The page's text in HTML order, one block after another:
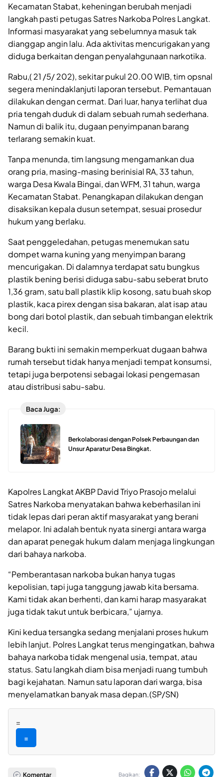
Kecamatan Stabat, keheningan berubah menjadi
langkah pasti petugas Satres Narkoba Polres Langkat.
Informasi masyarakat yang sebelumnya masuk tak
dianggap angin lalu. Ada aktivitas mencurigakan yang
diduga berkaitan dengan penyalahgunaan narkotika.
Rabu,( 21 /5/ 202), sekitar pukul 20.00 WIB, tim opsnal
segera menindaklanjuti laporan tersebut. Pemantauan
dilakukan dengan cermat. Dari luar, hanya terlihat dua
pria tengah duduk di dalam sebuah rumah sederhana.
Namun di balik itu, dugaan penyimpanan barang
terlarang semakin kuat.
Tanpa menunda, tim langsung mengamankan dua
orang pria, masing-masing berinisial RA, 33 tahun,
warga Desa Kwala Bingai, dan WFM, 31 tahun, warga
Kecamatan Stabat. Penangkapan dilakukan dengan
disaksikan kepala dusun setempat, sesuai prosedur
hukum yang berlaku.
Saat penggeledahan, petugas menemukan satu
dompet warna kuning yang menyimpan barang
mencurigakan. Di dalamnya terdapat satu bungkus
plastik bening berisi diduga sabu-sabu seberat bruto
1,36 gram, satu ball plastik klip kosong, satu buah skop
plastik, kaca pirex dengan sisa bakaran, alat isap atau
bong dari botol plastik, dan sebuah timbangan elektrik
kecil.
Barang bukti ini semakin memperkuat dugaan bahwa
rumah tersebut tidak hanya menjadi tempat konsumsi,
tetapi juga berpotensi sebagai lokasi pengemasan
atau distribusi sabu-sabu.
Baca Juga:
Berkolaborasi dengan Polsek Perbaungan dan
Unsur Aparatur Desa Bingkat.
Kapolres Langkat AKBP David Triyo Prasojo melalui
Satres Narkoba menyatakan bahwa keberhasilan ini
tidak lepas dari peran aktif masyarakat yang berani
melapor. Ini adalah bentuk nyata sinergi antara warga
dan aparat penegak hukum dalam menjaga lingkungan
dari bahaya narkoba.
“Pemberantasan narkoba bukan hanya tugas
kepolisian, tapi juga tanggung jawab kita bersama.
Kami tidak akan berhenti, dan kami harap masyarakat
juga tidak takut untuk berbicara,” ujarnya.
Kini kedua tersangka sedang menjalani proses hukum
lebih lanjut. Polres Langkat terus mengingatkan, bahwa
bahaya narkoba tidak mengenal usia, tempat, atau
status. Satu langkah diam bisa menjadi ruang tumbuh
bagi kejahatan. Namun satu laporan dari warga, bisa
menyelamatkan banyak masa depan.(SP/SN)
=
=
Komentar Bagikan: